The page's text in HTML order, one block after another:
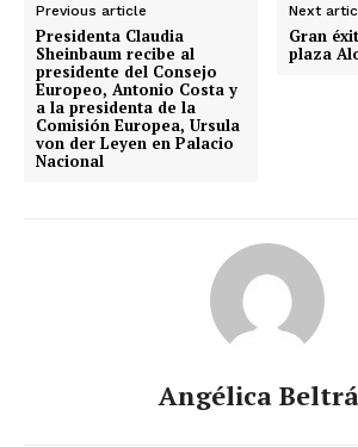
Previous article
Presidenta Claudia
Sheinbaum recibe al
presidente del Consejo
Europeo, Antonio Costa y
a la presidenta de la
Comisión Europea, Ursula
von der Leyen en Palacio
Nacional
Next
Gran
plaza
Angélica